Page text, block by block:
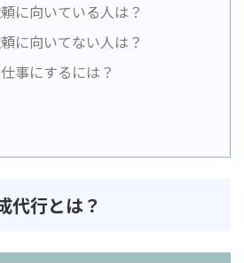
に向いている人は？
に向いてない人は？
事にするには？
代行とは？